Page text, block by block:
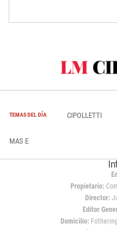
TEMAS DEL DÍA CIPOLLETTI
MAS E
Propietario:
Director:
Editor
Domicilio: